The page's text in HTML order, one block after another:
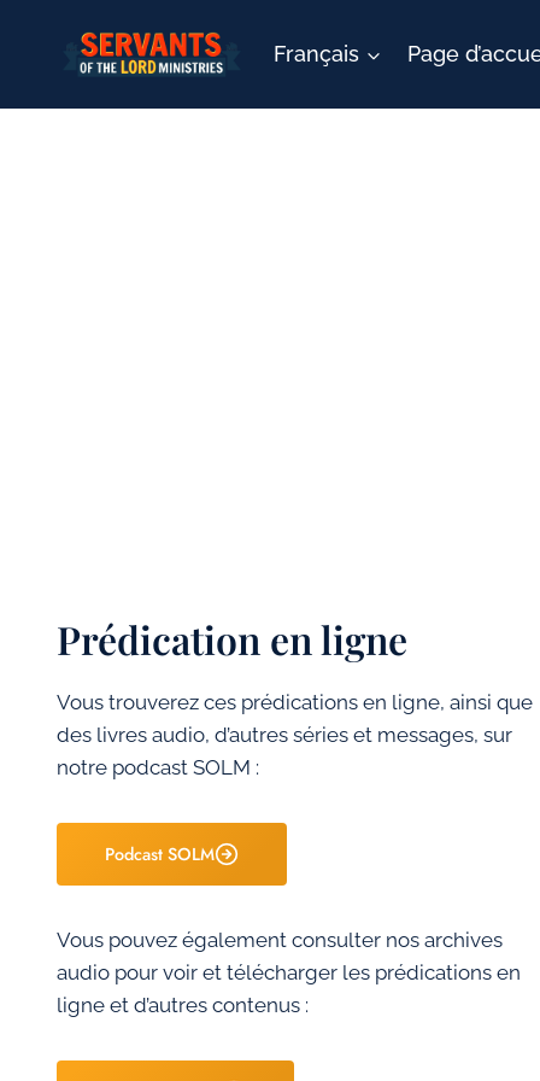
Français Page
Prédication en ligne
Vous trouverez ces prédications en ligne, ainsi que
des livres audio, d’autres séries et messages, sur
notre podcast SOLM :
Podcast SOLM
Vous pouvez également consulter nos archives
audio pour voir et télécharger les prédications en
ligne et d’autres contenus :